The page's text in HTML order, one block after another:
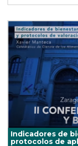
Indicadores de
protocolos de